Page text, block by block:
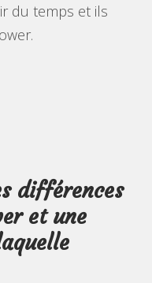
du temps et ils
différences
et une